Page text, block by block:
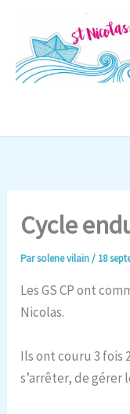
contenu
Cycle
Parsolene vilain/ 18
Les GS CP ont
Nicolas.
Ils ont couru 3 fois
s’arrêter, de